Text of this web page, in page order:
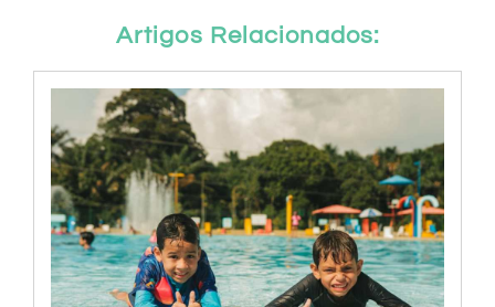
Artigos Relacionados: